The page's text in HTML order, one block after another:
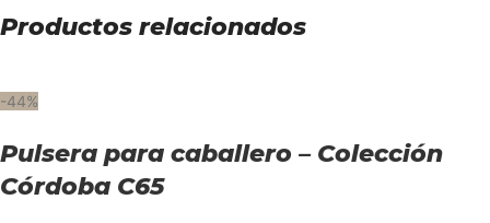
Productos relacionados
-44%
Pulsera para caballero – Colección
Córdoba C65